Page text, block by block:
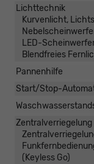
Lichttechnik
Kurvenlicht,
LED-
Blendfreies
Pannenhilfe
Start/Stop-
Zentralverriegelung
(Keyless Go)